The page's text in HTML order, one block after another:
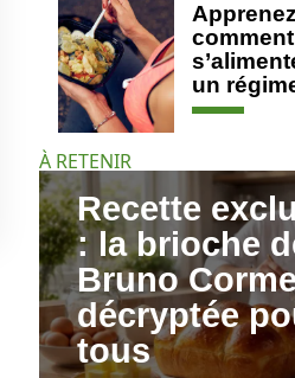
Apprenez
comment
un
À RETENIR
Recette
: la brioche
Bruno
décryptée
tous